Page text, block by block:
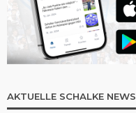
AKTUELLE SCHALKE NEWS